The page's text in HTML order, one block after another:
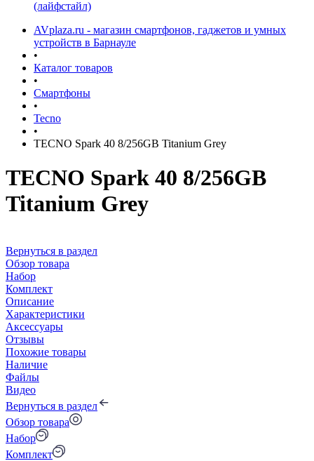
(лайфстайл)
AVplaza.ru - магазин смартфонов, гаджетов и умных
устройств в Барнауле
•
Каталог товаров
•
Смартфоны
•
Tecno
•
TECNO Spark 40 8/256GB Titanium Grey
TECNO Spark 40 8/256GB
Titanium Grey
Вернуться в раздел
Обзор товара
Набор
Комплект
Описание
Характеристики
Аксессуары
Отзывы
Похожие товары
Наличие
Файлы
Видео
Вернуться в раздел
Обзор товара
Набор
Комплект